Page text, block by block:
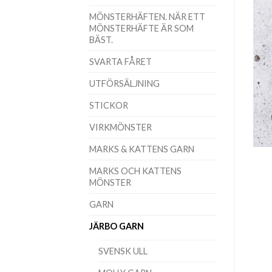
MÖNSTERHÄFTEN. NÄR ETT
MÖNSTERHÄFTE ÄR SOM
BÄST.
SVARTA FÅRET
UTFÖRSÄLJNING
STICKOR
VIRKMÖNSTER
MARKS & KATTENS GARN
MARKS OCH KATTENS
MÖNSTER
GARN
JÄRBO GARN
SVENSK ULL